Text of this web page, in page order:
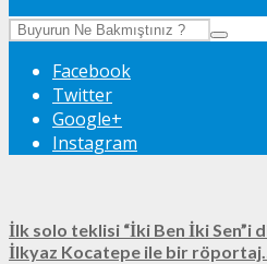
Facebook
Twitter
Google+
Instagram
İlk solo teklisi “İki Ben İki Sen”i
İlkyaz Kocatepe ile bir